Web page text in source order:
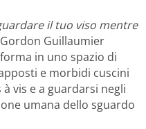
il tuo viso mentre
Guillaumier
in uno spazio di
e morbidi cuscini
vis e a guardarsi negli
umana dello sguardo